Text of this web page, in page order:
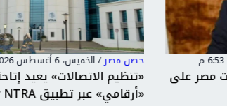
حصن مصر الخميس، 6 أغسطس 2026 6:42 م
«تنظيم الاتصالات» يعيد إتاحة خدمة
«أرقامي» عبر تطبيق My NTRA...